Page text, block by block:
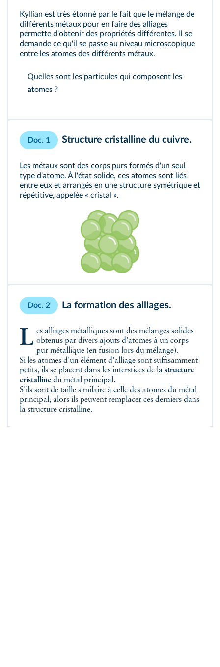
Kyllian est très étonné par le fait que le mélange de
différents métaux pour en faire des alliages
permette d'obtenir des propriétés différentes. Il se
demande ce qu'il se passe au niveau microscopique
entre les atomes des différents métaux.
Quelles sont les particules qui composent les
atomes ?
Doc. 1 Structure cristalline du cuivre.
Les métaux sont des corps purs formés d'un seul
type d'atome. À l'état solide, ces atomes sont liés
entre eux et arrangés en une structure symétrique et
répétitive, appelée « cristal ».
Doc. 2 La formation des alliages.
Les alliages métalliques sont des mélanges solides obtenus par divers ajouts d'atomes à un corps
pur métallique (en fusion lors du mélange).
Si les atomes d'un élément d'alliage sont suffisamment
petits, ils se placent dans les interstices de la structure
cristalline du métal principal.
S'ils sont de taille similaire à celle des atomes du métal
principal, alors ils peuvent remplacer ces derniers dans
la structure cristalline.